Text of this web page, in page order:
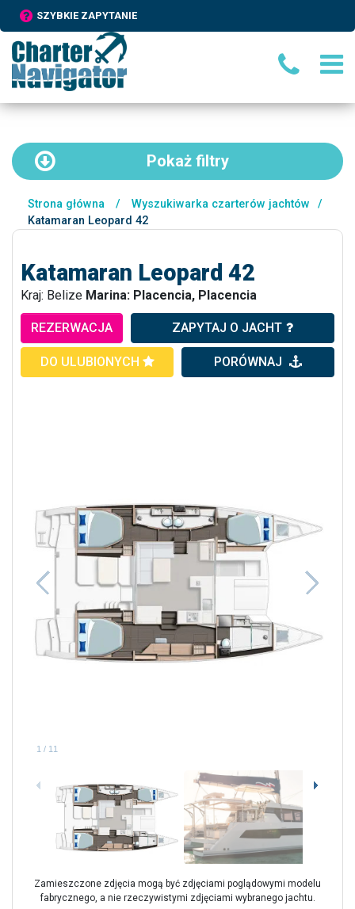
SZYBKIE ZAPYTANIE
Pokaż filtry
Strona główna / Wyszukiwarka czarterów jachtów
/
Katamaran Leopard 42
Katamaran Leopard 42
Kraj: Belize Marina: Placencia, Placencia
REZERWACJA ZAPYTAJ O JACHT
DO ULUBIONYCH PORÓWNAJ
1 / 11
Zamieszczone zdjęcia mogą być zdjęciami poglądowymi modelu
fabrycznego, a nie rzeczywistymi zdjęciami wybranego jachtu.